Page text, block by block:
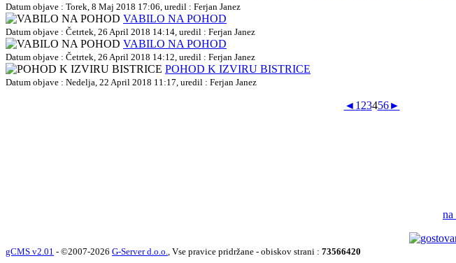
Datum objave : Torek, 8 Maj 2018 17:06, uredil : Ferjan Janez
VABILO NA POHOD
Datum objave : Četrtek, 26 April 2018 14:14, uredil : Ferjan Janez
VABILO NA POHOD
Datum objave : Četrtek, 26 April 2018 14:12, uredil : Ferjan Janez
POHOD K IZVIRU BISTRICE
Datum objave : Nedelja, 22 April 2018 11:17, uredil : Ferjan Janez
◄ 1 23456►
na
gCMS v2.01 - ©2007-2026 G-Server d.o.o., Vse pravice pridržane - obiskov strani : 73566420